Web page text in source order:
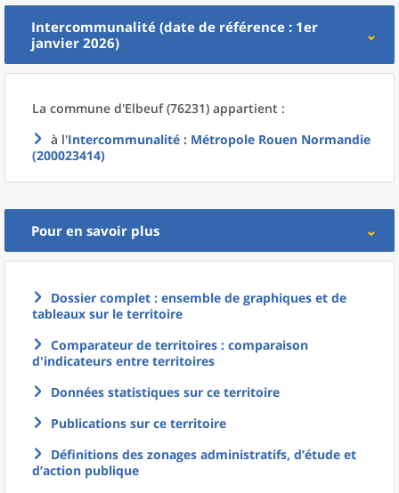
Intercommunalité (date de référence : 1er
janvier 2026)
La commune d'Elbeuf (76231) appartient :
à l'Intercommunalité : Métropole Rouen Normandie
(200023414)
Pour en savoir plus
Dossier complet : ensemble de graphiques et de
tableaux sur le territoire
Comparateur de territoires : comparaison
d'indicateurs entre territoires
Données statistiques sur ce territoire
Publications sur ce territoire
Définitions des zonages administratifs, d’étude et
d’action publique